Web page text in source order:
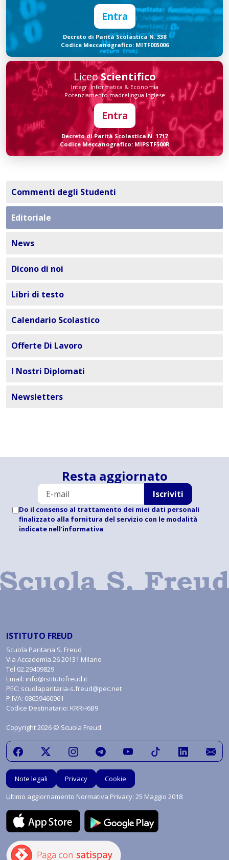
Entra
Decreto di Parità Scolastica N. 338
Codice Meccanografico: MITF005006
LiceoScientifico
Integr. Informatica & Economia
Potenziamento madrelingua Inglese
Entra
Decreto di Parità Scolastica N. 1717
Codice Meccanografico: MIPSTF500R
Commenti degli Studenti
Editoriale
News
Dicono di noi
Libri di testo
Calendario Scolastico
Offerte Di Lavoro
I Nostri Diplomati
Newsletters
Resta aggiornato
Iscriviti
Do il consenso al trattamento dei miei dati personali
finalizzato alla fornitura del servizio con le modalità
indicate nell'informativa
ISTITUTO FREUD
Scuola Paritaria S. Freud
Via Accademia 26 20131 Milano
Tel 02.29409829
Email: info@istitutofreud.it
PEC: scuolaparitaria-s.freud@pec.net
P.IVA: 08659460961
Codice Destinatario: KRRH6B9
Copyright 2026 © Scuola Freud
Note legali Privacy
Cookie
Ultimo aggiornamento Normativa Privacy: 25 Maggio 2018